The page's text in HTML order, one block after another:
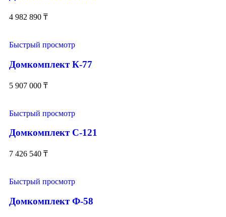
4 982 890 ₸
Быстрый просмотр
Домкомплект К-77
5 907 000 ₸
Быстрый просмотр
Домкомплект С-121
7 426 540 ₸
Быстрый просмотр
Домкомплект Ф-58